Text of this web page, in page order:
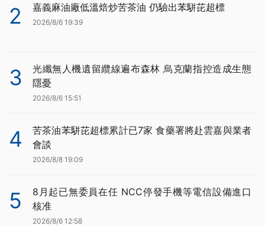
2 嘉義麻油廠低溫焙炒苦茶油 仍驗出苯駢芘超標
2026/8/6 19:39
3
光纖無人機遺留纜線遍布森林 烏克蘭指控造成生態
隱憂
2026/8/6 15:51
4
苦茶油苯駢芘超標累計已7家 食藥署將赴雲嘉與業者
會談
2026/8/8 19:09
5
8月起已無委員在任 NCC停發手機等電信設備進口
核准
2026/8/6 12:58